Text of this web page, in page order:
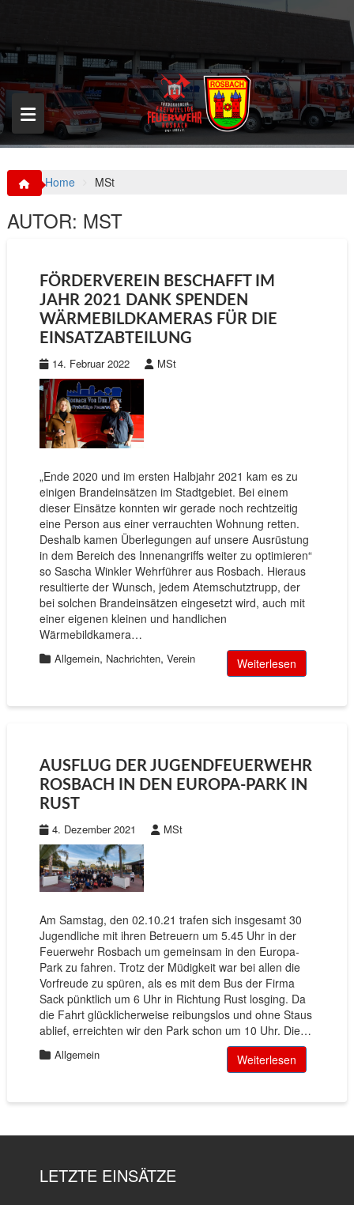
p
o
c
o
n
t
Home MSt
AUTOR: MST
FÖRDERVEREIN BESCHAFFT IM
JAHR 2021 DANK SPENDEN
WÄRMEBILDKAMERAS FÜR DIE
EINSATZABTEILUNG
14. Februar 2022 MSt
„Ende 2020 und im ersten Halbjahr 2021 kam es zu
einigen Brandeinsätzen im Stadtgebiet. Bei einem
dieser Einsätze konnten wir gerade noch rechtzeitig
eine Person aus einer verrauchten Wohnung retten.
Deshalb kamen Überlegungen auf unsere Ausrüstung
in dem Bereich des Innenangriffs weiter zu optimieren“
so Sascha Winkler Wehrführer aus Rosbach. Hieraus
resultierte der Wunsch, jedem Atemschutztrupp, der
bei solchen Brandeinsätzen eingesetzt wird, auch mit
einer eigenen kleinen und handlichen
Wärmebildkamera…
Allgemein, Nachrichten, Verein Weiterlesen
AUSFLUG DER JUGENDFEUERWEHR
ROSBACH IN DEN EUROPA-PARK IN
RUST
4. Dezember 2021 MSt
Am Samstag, den 02.10.21 trafen sich insgesamt 30
Jugendliche mit ihren Betreuern um 5.45 Uhr in der
Feuerwehr Rosbach um gemeinsam in den Europa-
Park zu fahren. Trotz der Müdigkeit war bei allen die
Vorfreude zu spüren, als es mit dem Bus der Firma
Sack pünktlich um 6 Uhr in Richtung Rust losging. Da
die Fahrt glücklicherweise reibungslos und ohne Staus
ablief, erreichten wir den Park schon um 10 Uhr. Die…
Allgemein Weiterlesen
LETZTE EINSÄTZE